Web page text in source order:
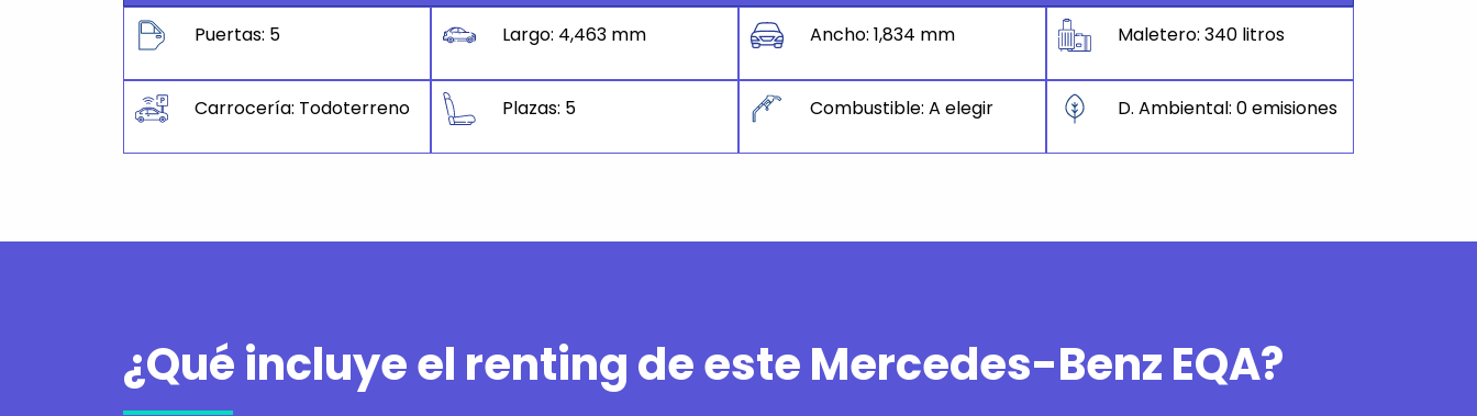
Puertas: 5 Largo: 4,463 mm Ancho: 1,834 mm Maletero: 340 litros
Carrocería: Todoterreno Plazas: 5 Combustible: A elegir D. Ambiental: 0 emisiones
¿Qué incluye el renting de este Mercedes-Benz EQA?